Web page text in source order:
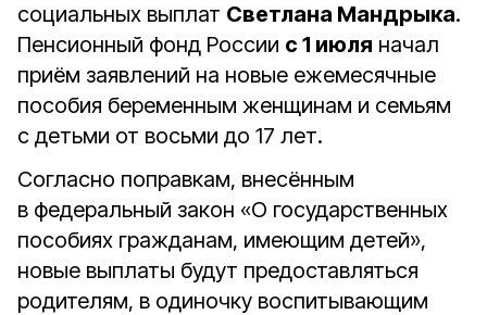
социальных выплат Светлана Мандрыка.
Пенсионный фонд России с 1 июля начал
приём заявлений на новые ежемесячные
пособия беременным женщинам и семьям
с детьми от восьми до 17 лет.
Согласно поправкам, внесённым
в федеральный закон «О государственных
пособиях гражданам, имеющим детей»,
новые выплаты будут предоставляться
родителям, в одиночку воспитывающим